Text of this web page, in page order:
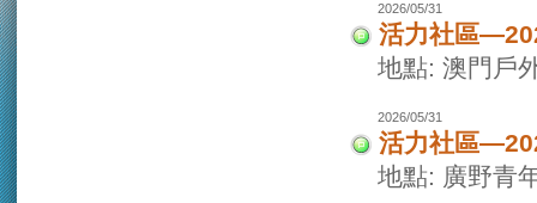
2026/05/31
活力社區
地點: 澳門戶
2026/05/31
活力社區
地點: 廣野青